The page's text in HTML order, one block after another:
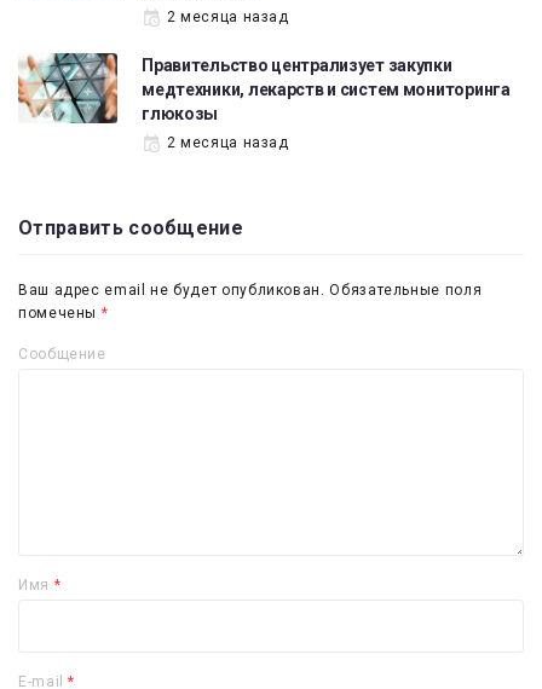
2 месяца назад
Правительство централизует закупки
медтехники, лекарств и систем мониторинга
глюкозы
2 месяца назад
Отправить сообщение
Ваш адрес email не будет опубликован. Обязательные поля
помечены *
Сообщение
Имя *
E-mail*